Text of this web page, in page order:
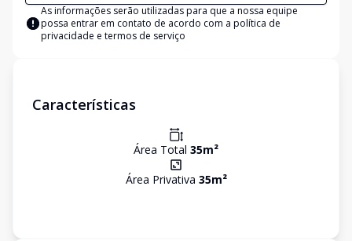
As informações serão utilizadas para que a nossa equipe
possa entrar em contato de acordo com a política de
privacidade e termos de serviço
Características
Área Total 35m²
Área Privativa 35m²